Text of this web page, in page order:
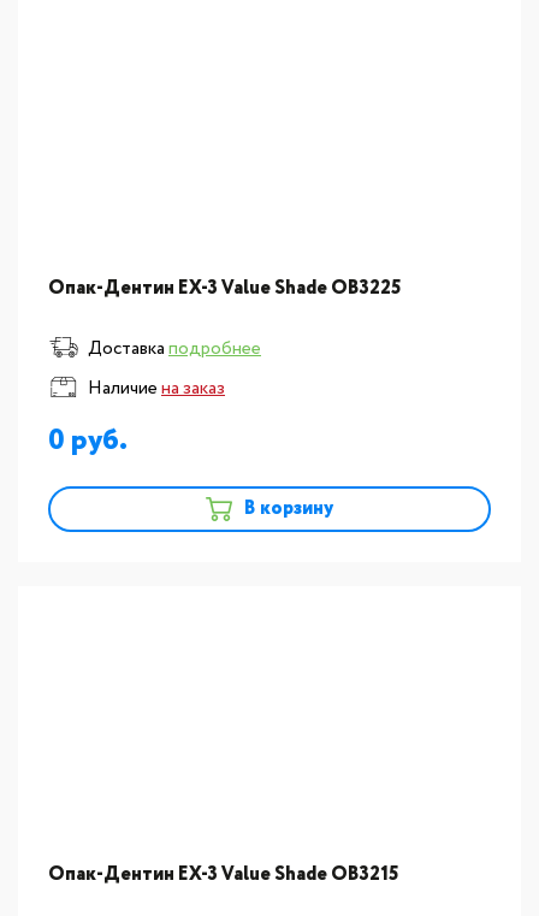
Опак-Дентин EX-3 Value Shade OB3225
Доставкаподробнее
Наличиена заказ
0
В корзину
Опак-Дентин EX-3 Value Shade OB3215